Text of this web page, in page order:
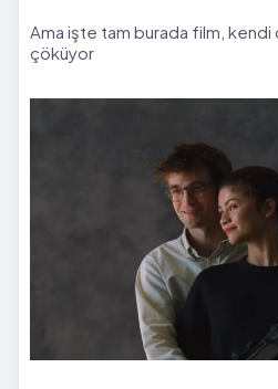
Ama işte tam burada film,
çöküyor